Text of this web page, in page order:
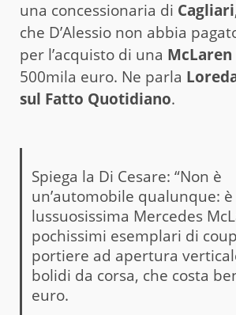
una concessionaria di Cagliari
che D’Alessio non abbia
per l’acquisto di una
500mila euro. Ne parla
sul Fatto Quotidiano.
Spiega la Di Cesare: “Non è
un’automobile qualunque:
lussuosissima Mercedes
pochissimi esemplari di
portiere ad apertura
bolidi da corsa, che costa
euro.